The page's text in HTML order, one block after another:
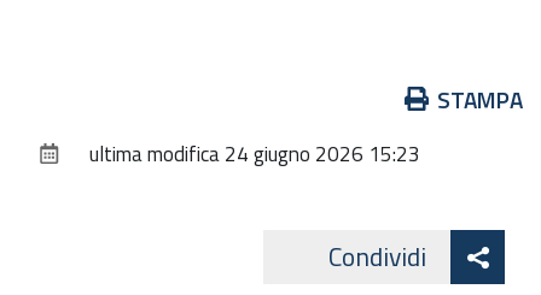
documento
STAMPA
ultima modifica24 giugno 2026 15:23
Condividi